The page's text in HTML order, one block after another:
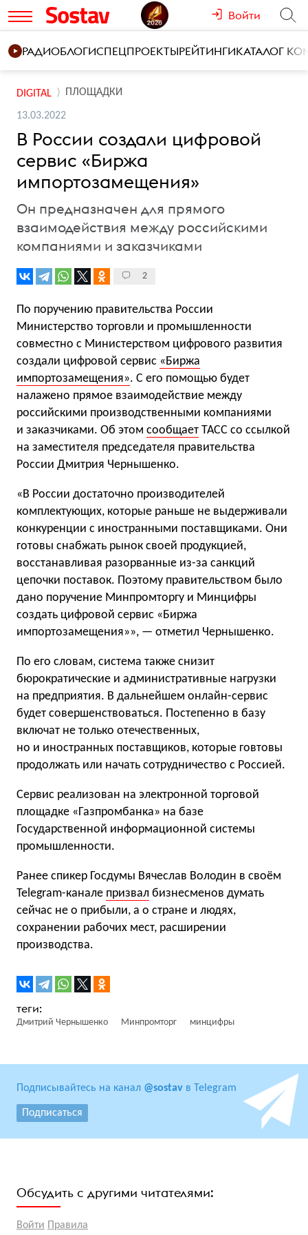
Войти
РАДИОБЛОГИСПЕЦПРОЕКТЫРЕЙТИНГИКАТАЛОГ
DIGITAL ПЛОЩАДКИ
13.03.2022
В России создали цифровой
сервис «Биржа
импортозамещения»
Он предназначен для прямого
взаимодействия между российскими
компаниями и заказчиками
2
По поручению правительства России
Министерство торговли и промышленности
совместно с Министерством цифрового развития
создали цифровой сервис «Биржа
импортозамещения». С его помощью будет
налажено прямое взаимодействие между
российскими производственными компаниями
и заказчиками. Об этом сообщает ТАСС со ссылкой
на заместителя председателя правительства
России Дмитрия Чернышенко.
«В России достаточно производителей
комплектующих, которые раньше не выдерживали
конкуренции с иностранными поставщиками. Они
готовы снабжать рынок своей продукцией,
восстанавливая разорванные из-за санкций
цепочки поставок. Поэтому правительством было
дано поручение Минпромторгу и Минцифры
создать цифровой сервис «Биржа
импортозамещения»», — отметил Чернышенко.
По его словам, система также снизит
бюрократические и административные нагрузки
на предприятия. В дальнейшем онлайн-сервис
будет совершенствоваться. Постепенно в базу
включат не только отечественных,
но и иностранных поставщиков, которые говтовы
продолжать или начать сотрудничество с Россией.
Сервис реализован на электронной торговой
площадке «Газпромбанка» на базе
Государственной информационной системы
промышленности.
Ранее спикер Госдумы Вячеслав Володин в своём
Telegram-канале призвал бизнесменов думать
сейчас не о прибыли, а о стране и людях,
сохранении рабочих мест, расширении
производства.
Дмитрий Чернышенко Минпромторг минцифры
Подписывайтесь на канал @sostav в Telegram
Подписаться
Обсудить с другими читателями:
Войти Правила